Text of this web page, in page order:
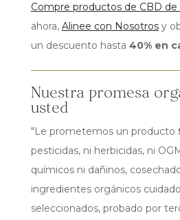
Compre productos de CBD de
ahora, Alinee con Nosotrosy
un descuento hasta 40% en
Nuestra promesa
usted
"Le prometemos un producto
pesticidas, ni herbicidas, ni
químicos ni dañinos,
ingredientes orgánicos
seleccionados, probado por